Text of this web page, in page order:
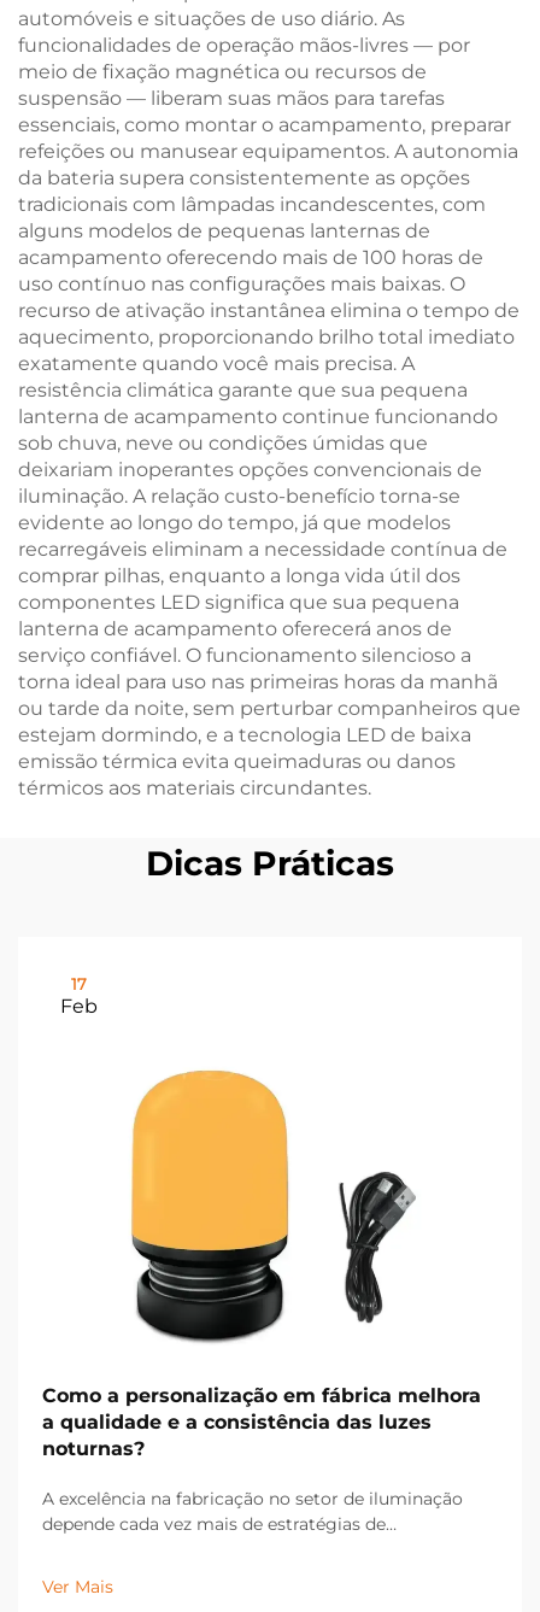
automóveis e situações de uso diário. As
funcionalidades de operação mãos-livres — por
meio de fixação magnética ou recursos de
suspensão — liberam suas mãos para tarefas
essenciais, como montar o acampamento, preparar
refeições ou manusear equipamentos. A autonomia
da bateria supera consistentemente as opções
tradicionais com lâmpadas incandescentes, com
alguns modelos de pequenas lanternas de
acampamento oferecendo mais de 100 horas de
uso contínuo nas configurações mais baixas. O
recurso de ativação instantânea elimina o tempo de
aquecimento, proporcionando brilho total imediato
exatamente quando você mais precisa. A
resistência climática garante que sua pequena
lanterna de acampamento continue funcionando
sob chuva, neve ou condições úmidas que
deixariam inoperantes opções convencionais de
iluminação. A relação custo-benefício torna-se
evidente ao longo do tempo, já que modelos
recarregáveis eliminam a necessidade contínua de
comprar pilhas, enquanto a longa vida útil dos
componentes LED significa que sua pequena
lanterna de acampamento oferecerá anos de
serviço confiável. O funcionamento silencioso a
torna ideal para uso nas primeiras horas da manhã
ou tarde da noite, sem perturbar companheiros que
estejam dormindo, e a tecnologia LED de baixa
emissão térmica evita queimaduras ou danos
térmicos aos materiais circundantes.
Dicas Práticas
17
Feb
Como a personalização em fábrica melhora
a qualidade e a consistência das luzes
noturnas?
A excelência na fabricação no setor de iluminação
depende cada vez mais de estratégias de
controle de qualidade preciso e resultados de produto
consistentes. Fabricantes modernos de iluminação
Ver Mais